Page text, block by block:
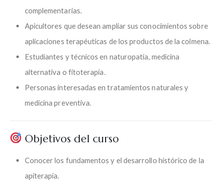
complementarias.
Apicultores que desean ampliar sus conocimientos sobre
aplicaciones terapéuticas de los productos de la colmena.
Estudiantes y técnicos en naturopatía, medicina
alternativa o fitoterapia.
Personas interesadas en tratamientos naturales y
medicina preventiva.
Objetivos del curso
Conocer los fundamentos y el desarrollo histórico de la
apiterapia.